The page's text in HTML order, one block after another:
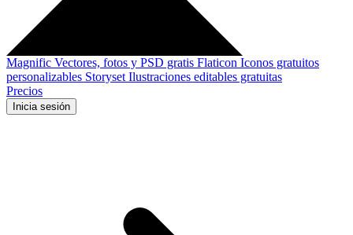
Magnific Vectores, fotos y PSD gratis Flaticon Iconos gratuitos
personalizables Storyset Ilustraciones editables gratuitas
Precios
Inicia sesión